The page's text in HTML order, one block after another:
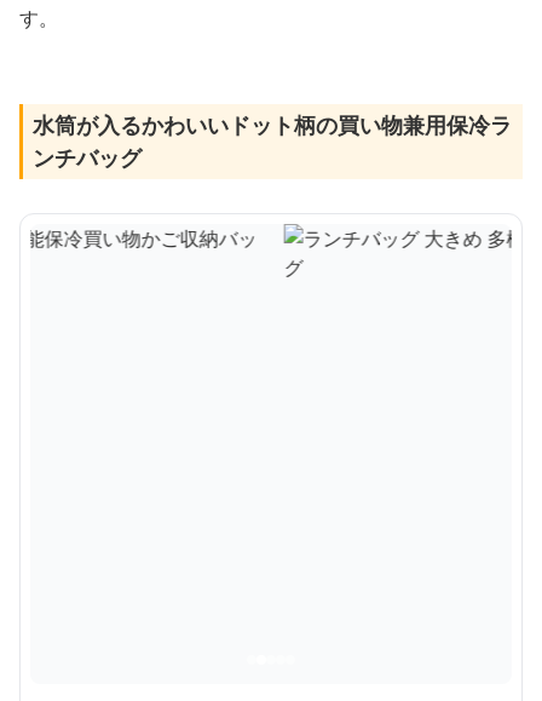
す。
水筒が入るかわいいドット柄の買い物兼用保冷ラ
ンチバッグ